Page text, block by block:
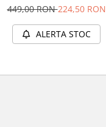
449,00 RON224,50 RON
ALERTA STOC